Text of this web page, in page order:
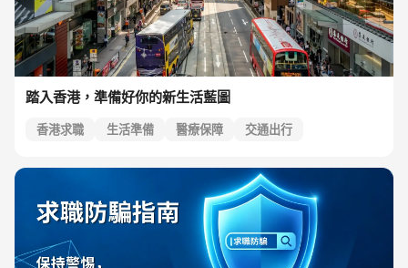
踏入香港，準備好你的新生活藍圖
香港求職 生活準備 醫療保障 交通出行